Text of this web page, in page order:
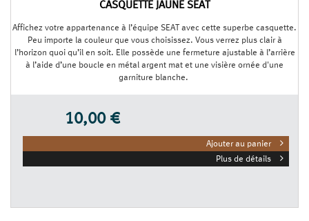
CASQUETTE JAUNE SEAT
Affichez votre appartenance à l’équipe SEAT avec cette superbe casquette.
Peu importe la couleur que vous choisissez. Vous verrez plus clair à
l’horizon quoi qu’il en soit. Elle possède une fermeture ajustable à l’arrière
à l’aide d’une boucle en métal argent mat et une visière ornée d'une
garniture blanche.
10,00 €
Ajouter au panier
Plus de détails